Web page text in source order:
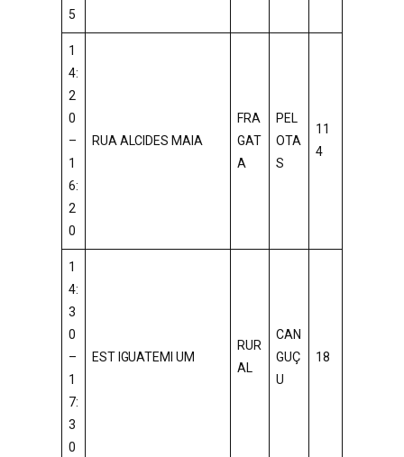
5
1
4:
2
0
–
1
6:
2
0
RUA ALCIDES MAIA
FRA
GAT
A
PEL
OTA
S
11
4
1
4:
3
0
–
1
7:
3
0
EST IGUATEMI UM
RUR
AL
CAN
GUÇ
U
18